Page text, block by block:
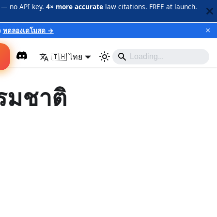
no API key. 4× more accuratelaw citations. FREE at launch.
ทดลองเดโมสด → ×
🇹🇭 ไทย
มชาติ